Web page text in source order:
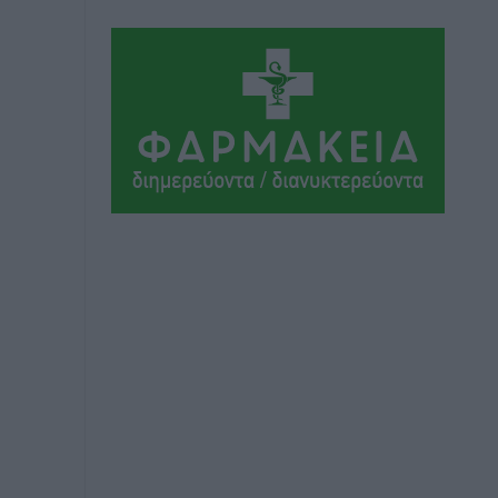
προόδου η ίδρυση Ακαδημίας
πριν 3 ώρες
Ιππότες: Με το βλέμμα στραμμένο στο
μέλλον
Αθλητικά• πριν 3 ώρες